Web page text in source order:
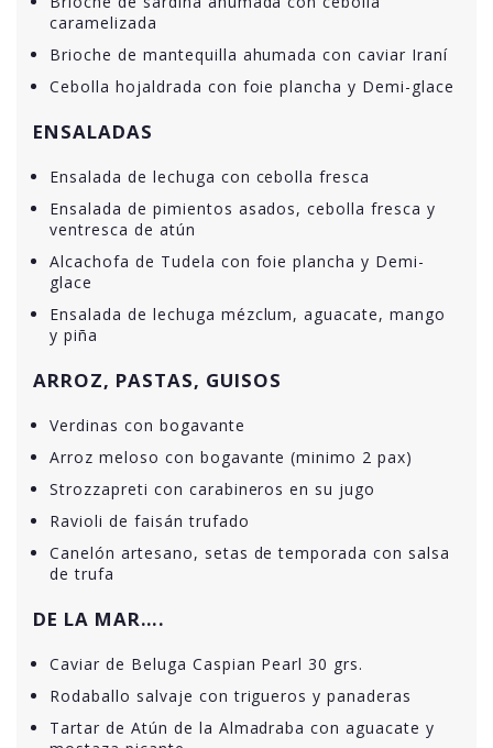
caramelizada
Brioche de mantequilla ahumada con caviar Iraní
Cebolla hojaldrada con foie plancha y Demi-glace
ENSALADAS
Ensalada de lechuga con cebolla fresca
Ensalada de pimientos asados, cebolla fresca y
ventresca de atún
Alcachofa de Tudela con foie plancha y Demi-
glace
Ensalada de lechuga mézclum, aguacate, mango
y piña
ARROZ, PASTAS, GUISOS
Verdinas con bogavante
Arroz meloso con bogavante (minimo 2 pax)
Strozzapreti con carabineros en su jugo
Ravioli de faisán trufado
Canelón artesano, setas de temporada con salsa
de trufa
DE LA MAR….
Caviar de Beluga Caspian Pearl 30 grs.
Rodaballo salvaje con trigueros y panaderas
Tartar de Atún de la Almadraba con aguacate y